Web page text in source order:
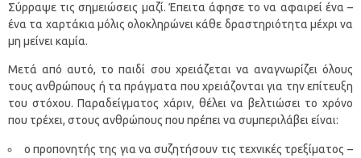
Σύρραψε τις σημειώσεις μαζί. Έπειτα άφησε το να αφαιρεί ένα –
ένα τα χαρτάκια μόλις ολοκληρώνει κάθε δραστηριότητα μέχρι να
μη μείνει καμία.
Μετά από αυτό, το παιδί σου χρειάζεται να αναγνωρίζει όλους
τους ανθρώπους ή τα πράγματα που χρειάζονται για την επίτευξη
του στόχου. Παραδείγματος χάριν, θέλει να βελτιώσει το χρόνο
που τρέχει, στους ανθρώπους που πρέπει να συμπεριλάβει είναι:
ο προπονητής της για να συζητήσουν τις τεχνικές τρεξίματος –